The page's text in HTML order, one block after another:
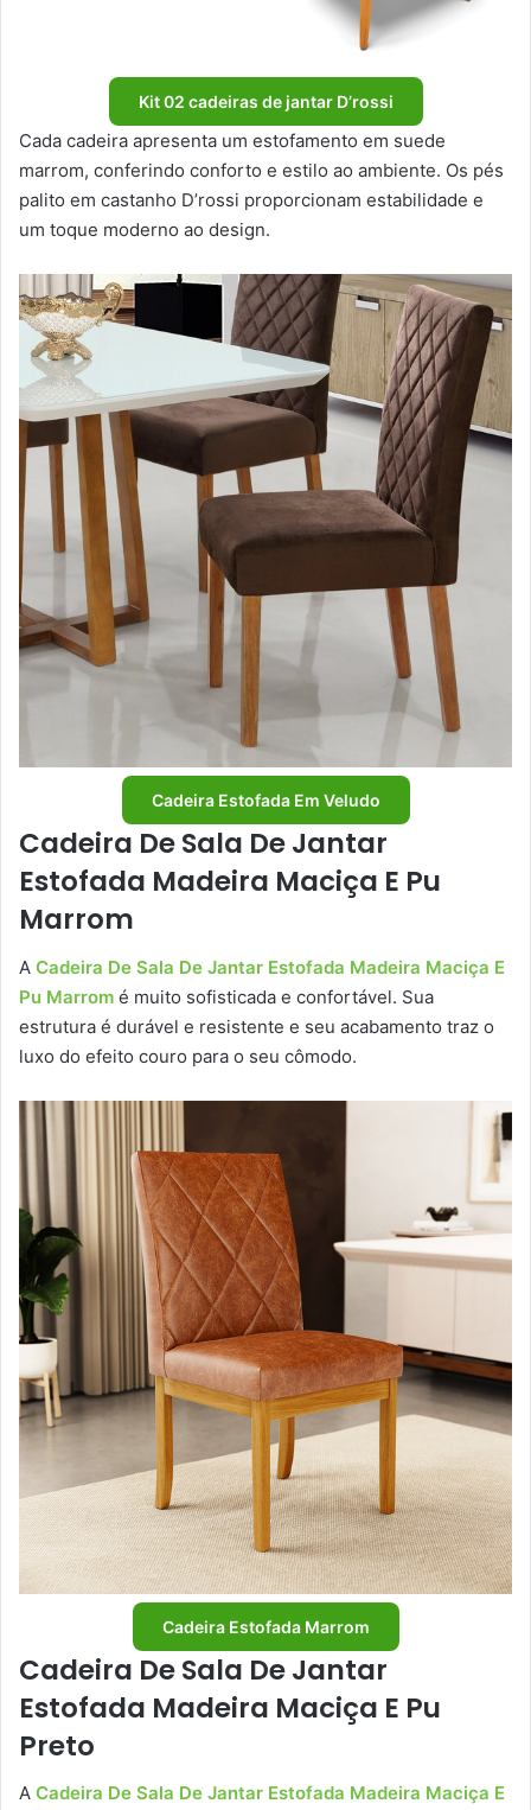
Kit 02 cadeiras de jantar D’rossi
Cada cadeira apresenta um estofamento em suede
marrom, conferindo conforto e estilo ao ambiente. Os pés
palito em castanho D’rossi proporcionam estabilidade e
um toque moderno ao design.
Cadeira Estofada Em Veludo
Cadeira De Sala De Jantar
Estofada Madeira Maciça E Pu
Marrom
A Cadeira De Sala De Jantar Estofada Madeira Maciça E
Pu Marrom é muito sofisticada e confortável. Sua
estrutura é durável e resistente e seu acabamento traz o
luxo do efeito couro para o seu cômodo.
Cadeira Estofada Marrom
Cadeira De Sala De Jantar
Estofada Madeira Maciça E Pu
Preto
A Cadeira De Sala De Jantar Estofada Madeira Maciça E